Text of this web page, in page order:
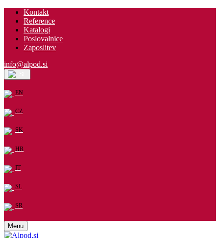
Kontakt
Reference
Katalogi
Poslovalnice
Zaposlitev
info@alpod.si
EN
CZ
SK
HR
IT
SL
SR
Menu